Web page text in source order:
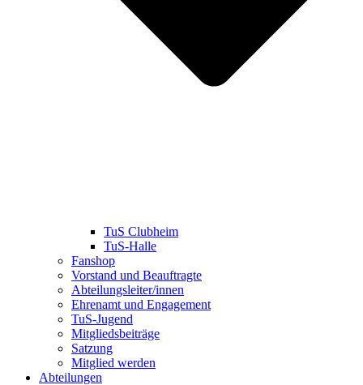
TuS Clubheim
TuS-Halle
Fanshop
Vorstand und Beauftragte
Abteilungsleiter/innen
Ehrenamt und Engagement
TuS-Jugend
Mitgliedsbeiträge
Satzung
Mitglied werden
Abteilungen